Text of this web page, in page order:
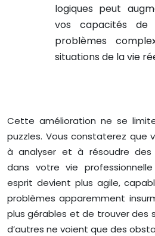
logiques peut
vos capacités de
problèmes
situations de la vie
Cette amélioration ne se
puzzles. Vous constaterez que
à analyser et à résoudre des
dans votre vie
esprit devient plus agile,
problèmes apparemment
plus gérables et de trouver des
d’autres ne voient que des